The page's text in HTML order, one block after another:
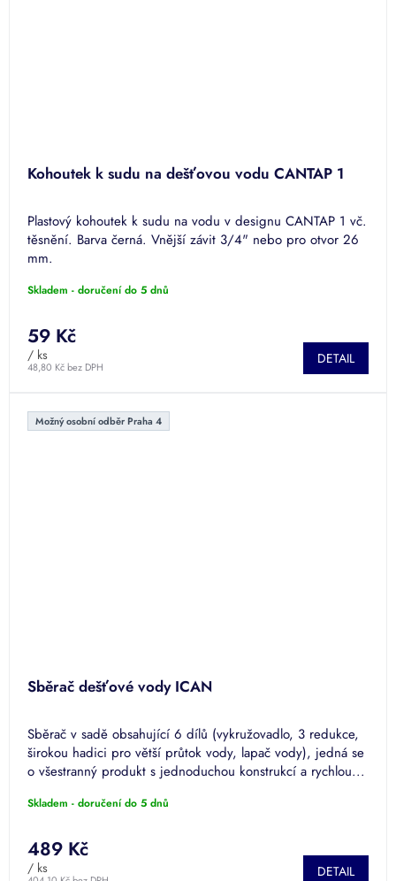
Kohoutek k sudu na dešťovou vodu CANTAP 1
Plastový kohoutek k sudu na vodu v designu CANTAP 1 vč.
těsnění. Barva černá. Vnější závit 3/4" nebo pro otvor 26
mm.
Skladem - doručení do 5 dnů
48,80 Kč bez DPH
59 Kč
/ ks DETAIL
Možný osobní odběr Praha 4
Sběrač dešťové vody ICAN
Sběrač v sadě obsahující 6 dílů (vykružovadlo, 3 redukce,
širokou hadici pro větší průtok vody, lapač vody), jedná se
o všestranný produkt s jednoduchou konstrukcí a rychlou...
Skladem - doručení do 5 dnů
489 Kč
/ ks DETAIL